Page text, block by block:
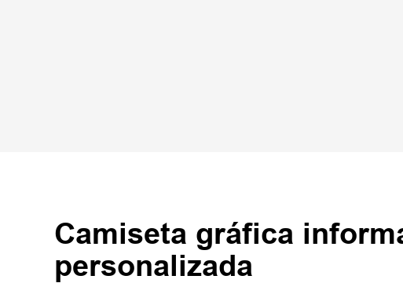
Camiseta gráfica
personalizada